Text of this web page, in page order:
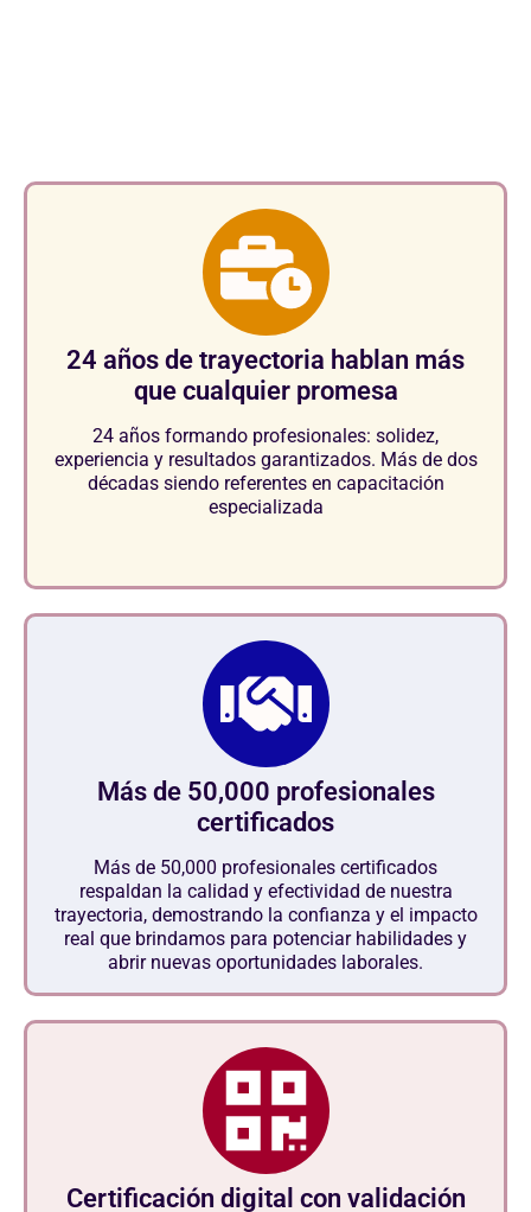
24 años de trayectoria hablan más
que cualquier promesa
24 años formando profesionales: solidez,
experiencia y resultados garantizados. Más de dos
décadas siendo referentes en capacitación
especializada
Más de 50,000 profesionales
certificados
Más de 50,000 profesionales certificados
respaldan la calidad y efectividad de nuestra
trayectoria, demostrando la confianza y el impacto
real que brindamos para potenciar habilidades y
abrir nuevas oportunidades laborales.
Certificación digital con validación